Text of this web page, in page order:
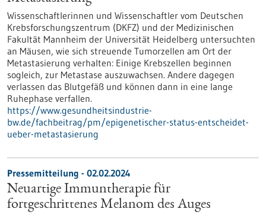
Wissenschaftlerinnen und Wissenschaftler vom Deutschen
Krebsforschungszentrum (DKFZ) und der Medizinischen
Fakultät Mannheim der Universität Heidelberg untersuchten
an Mäusen, wie sich streuende Tumorzellen am Ort der
Metastasierung verhalten: Einige Krebszellen beginnen
sogleich, zur Metastase auszuwachsen. Andere dagegen
verlassen das Blutgefäß und können dann in eine lange
Ruhephase verfallen.
https://www.gesundheitsindustrie-
bw.de/fachbeitrag/pm/epigenetischer-status-entscheidet-
ueber-metastasierung
Pressemitteilung - 02.02.2024
Neuartige Immuntherapie für
fortgeschrittenes Melanom des Auges